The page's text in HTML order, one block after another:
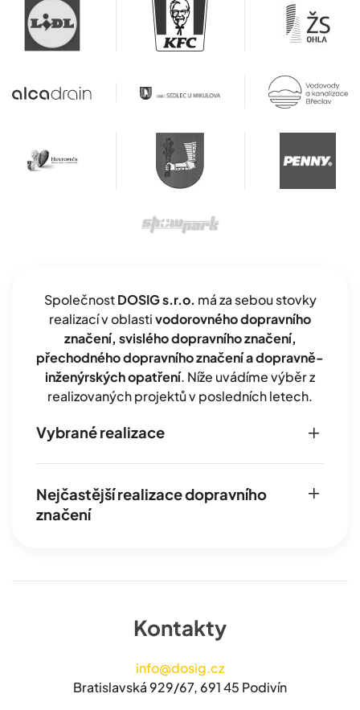
SpolečnostDOSIG s.r.o. má za sebou stovky
realizací v oblastivodorovného dopravního
značení, svislého dopravního značení,
přechodného dopravního značení a dopravně-
inženýrských opatření. Níže uvádíme výběr z
realizovaných projektů v posledních letech.
Vybrané realizace
Nejčastější realizace dopravního
značení
Kontakty
info@dosig.cz
Bratislavská 929/67, 691 45 Podivín